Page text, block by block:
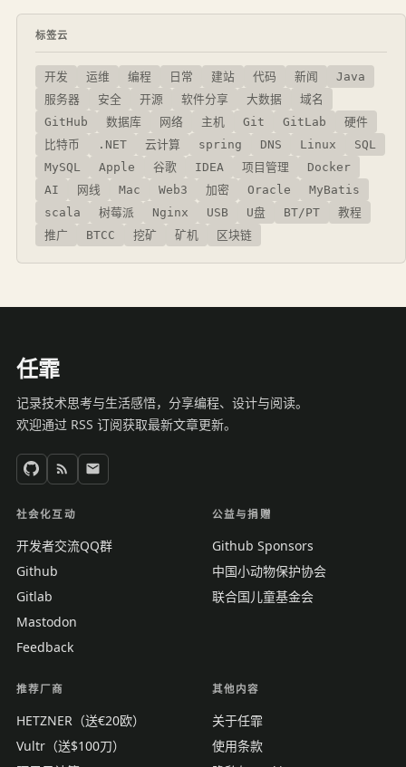
标签云
开发 运维 编程 日常 建站 代码 新闻
Java
服务器
安全 开源 软件分享 大数据
域名
GitHub
数据库 网络 主机 Git GitLab
硬件
比特币
.NET 云计算 spring DNS Linux
SQL
MySQL
Apple 谷歌 IDEA 项目管理
Docker
AI
网线 Mac Web3 加密 Oracle
MyBatis
scala
树莓派 Nginx USB U盘 BT/PT
教程
推广
BTCC 挖矿 矿机 区块链
任霏
记录技术思考与生活感悟，分享编程、设计与阅读。
欢迎通过 RSS 订阅获取最新文章更新。
社会化互动
开发者交流QQ群
Github
Gitlab
Mastodon
Feedback
公益与捐赠
Github Sponsors
中国小动物保护协会
联合国儿童基金会
推荐厂商
HETZNER（送€20欧）
Vultr（送$100刀）
其他内容
关于任霏
使用条款